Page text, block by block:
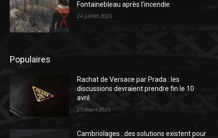
Fontainebleau après l’incendie
24 juillet 2026
Populaires
Rachat de Versace par Prada : les
discussions devraient prendre fin le 10
avril
27 mars 2025
Cambriolages : des solutions existent pour